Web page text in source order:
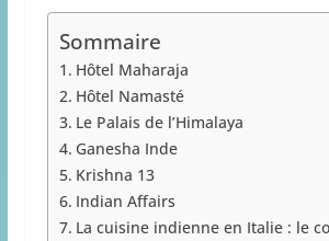
Sommaire
Hôtel Maharaja
Hôtel Namasté
Le Palais de l’Himalaya
Ganesha Inde
Krishna 13
Indian Affairs
La cuisine indienne en Italie : le